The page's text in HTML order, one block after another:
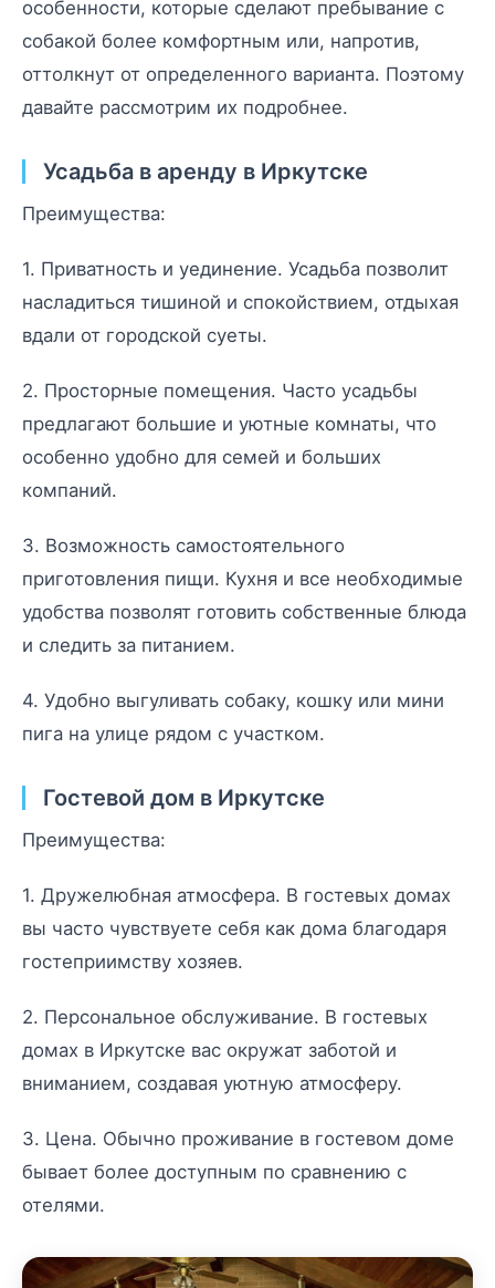
особенности, которые сделают пребывание с
собакой более комфортным или, напротив,
оттолкнут от определенного варианта. Поэтому
давайте рассмотрим их подробнее.
Усадьба в аренду в Иркутске
Преимущества:
1. Приватность и уединение. Усадьба позволит
насладиться тишиной и спокойствием, отдыхая
вдали от городской суеты.
2. Просторные помещения. Часто усадьбы
предлагают большие и уютные комнаты, что
особенно удобно для семей и больших
компаний.
3. Возможность самостоятельного
приготовления пищи. Кухня и все необходимые
удобства позволят готовить собственные блюда
и следить за питанием.
4. Удобно выгуливать собаку, кошку или мини
пига на улице рядом с участком.
Гостевой дом в Иркутске
Преимущества:
1. Дружелюбная атмосфера. В гостевых домах
вы часто чувствуете себя как дома благодаря
гостеприимству хозяев.
2. Персональное обслуживание. В гостевых
домах в Иркутске вас окружат заботой и
вниманием, создавая уютную атмосферу.
3. Цена. Обычно проживание в гостевом доме
бывает более доступным по сравнению с
отелями.